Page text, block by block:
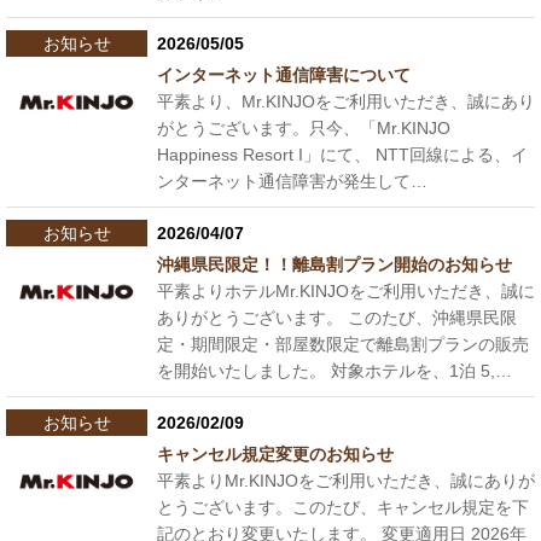
お知らせ
2026/05/05
インターネット通信障害について
平素より、Mr.KINJOをご利用いただき、誠にあり
がとうございます。只今、「Mr.KINJO
Happiness Resort I」にて、 NTT回線による、イ
ンターネット通信障害が発生して…
お知らせ
2026/04/07
沖縄県民限定！！離島割プラン開始のお知らせ
平素よりホテルMr.KINJOをご利用いただき、誠に
ありがとうございます。 このたび、沖縄県民限
定・期間限定・部屋数限定で離島割プランの販売
を開始いたしました。 対象ホテルを、1泊 5,…
お知らせ
2026/02/09
キャンセル規定変更のお知らせ
平素よりMr.KINJOをご利用いただき、誠にありが
とうございます。このたび、キャンセル規定を下
記のとおり変更いたします。 変更適用日 2026年